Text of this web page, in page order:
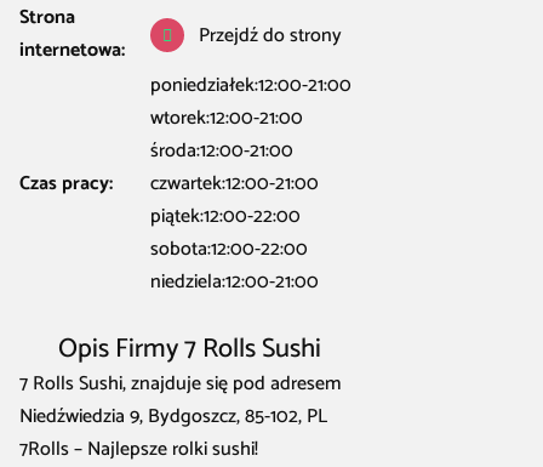
Strona
internetowa:
Przejdź do strony
Czas pracy:
poniedziałek:12:00-21:00
wtorek:12:00-21:00
środa:12:00-21:00
czwartek:12:00-21:00
piątek:12:00-22:00
sobota:12:00-22:00
niedziela:12:00-21:00
Opis Firmy 7 Rolls Sushi
7 Rolls Sushi, znajduje się pod adresem
Niedźwiedzia 9, Bydgoszcz, 85-102, PL
7Rolls – Najlepsze rolki sushi!